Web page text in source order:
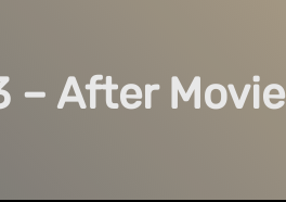
– After Movie